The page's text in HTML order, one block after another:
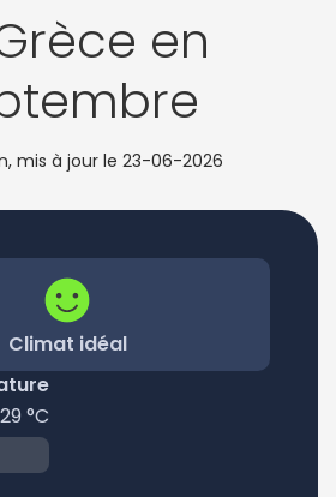
en
mis à jour le 23-06-2026
Climat idéal
29 °C